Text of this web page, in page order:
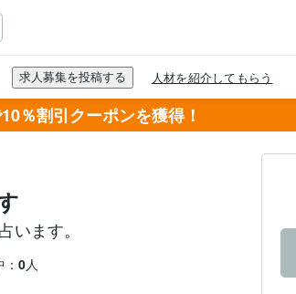
％割引クーポンを獲得！
ます。
0人